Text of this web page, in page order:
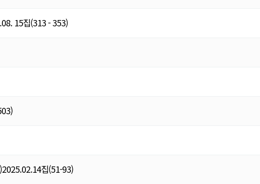
15집(313 - 353)
집(51-93)